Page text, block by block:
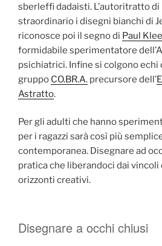
sberleffi dadaisti. L’autoritratto
straordinario i disegni bianchi di
riconosce poi il segno di Paul Klee
formidabile sperimentatore
psichiatrici. Infine si colgono
gruppo CO.BR.A. precursore dell’
Astratto.
Per gli adulti che hanno
per i ragazzi sarà così più
contemporanea. Disegnare ad
pratica che liberandoci dai
orizzonti creativi.
Disegnare a occhi chiusi